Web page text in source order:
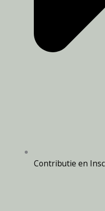
Contributie en